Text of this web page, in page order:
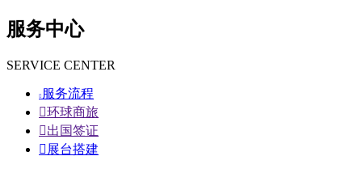
服务中心
SERVICE CENTER
 服务流程
环球商旅
出国签证
 展台搭建